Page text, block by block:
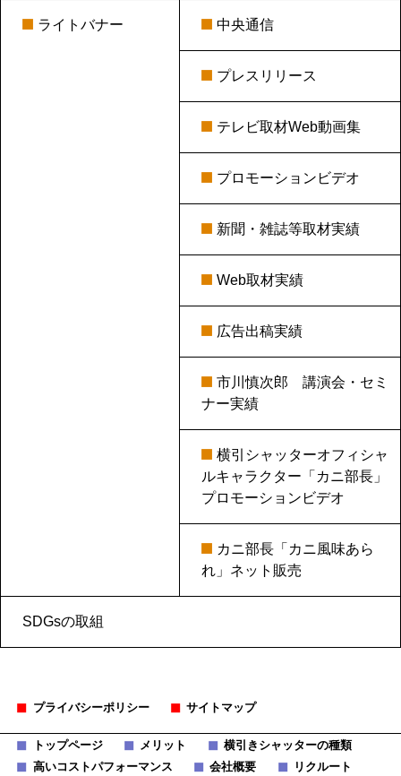
ライトバナー 中央通信
プレスリリース
テレビ取材Web動画集
プロモーションビデオ
新聞・雑誌等取材実績
Web取材実績
広告出稿実績
市川慎次郎 講演会・セミ
ナー実績
横引シャッターオフィシャ
ルキャラクター「カニ部長」
プロモーションビデオ
カニ部長「カニ風味あら
れ」ネット販売
SDGsの取組
プライバシーポリシー サイトマップ
トップページ メリット
横引きシャッターの種類
高いコストパフォーマンス
会社概要 リクルート